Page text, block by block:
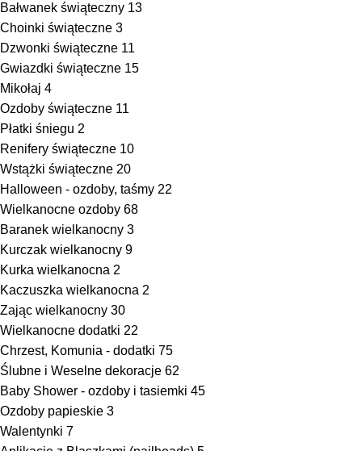
Bałwanek świąteczny 13
Choinki świąteczne 3
Dzwonki świąteczne 11
Gwiazdki świąteczne 15
Mikołaj 4
Ozdoby świąteczne 11
Płatki śniegu 2
Renifery świąteczne 10
Wstążki świąteczne 20
Halloween - ozdoby, taśmy 22
Wielkanocne ozdoby 68
Baranek wielkanocny 3
Kurczak wielkanocny 9
Kurka wielkanocna 2
Kaczuszka wielkanocna 2
Zając wielkanocny 30
Wielkanocne dodatki 22
Chrzest, Komunia - dodatki 75
Ślubne i Weselne dekoracje 62
Baby Shower - ozdoby i tasiemki 45
Ozdoby papieskie 3
Walentynki 7